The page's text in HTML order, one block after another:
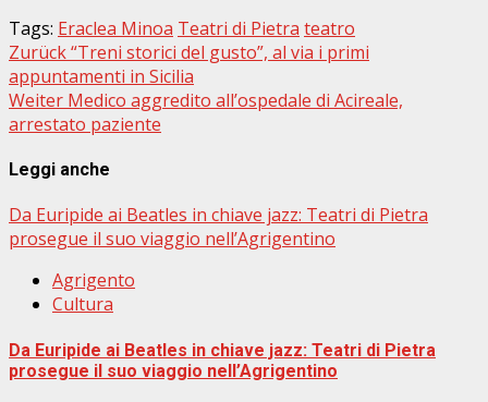
Tags: Eraclea Minoa Teatri di Pietra teatro
Beitragsnavigation
Zurück“Treni storici del gusto”, al via i primi
appuntamenti in Sicilia
Weiter Medico aggredito all’ospedale di Acireale,
arrestato paziente
Leggi anche
Da Euripide ai Beatles in chiave jazz: Teatri di Pietra
prosegue il suo viaggio nell’Agrigentino
Agrigento
Cultura
Da Euripide ai Beatles in chiave jazz: Teatri di Pietra
prosegue il suo viaggio nell’Agrigentino